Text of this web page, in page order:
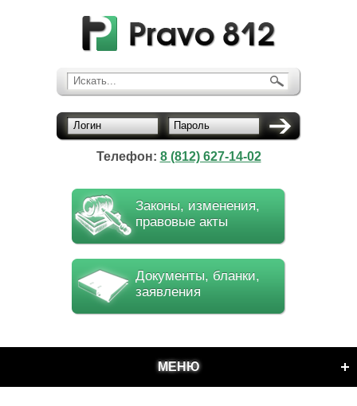
Искать...
Логин Пароль
Телефон: 8 (812) 627-14-02
Законы, изменения,
правовые акты
Документы, бланки,
заявления
МЕНЮ